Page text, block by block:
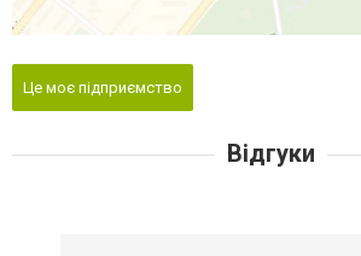
Це моє підприємство
Відгуки